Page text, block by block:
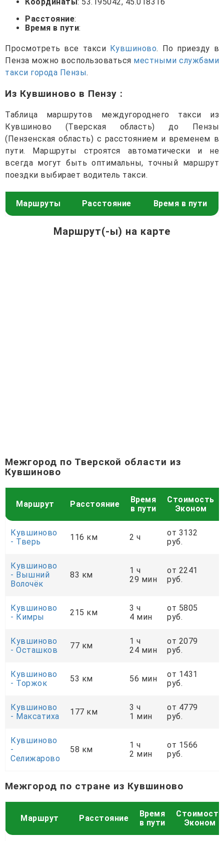
Расстояние:
Время в пути:
Просмотреть все такси Кувшиново. По приезду в
Пенза можно воспользоваться местными службами
такси города Пензы.
Из Кувшиново в Пензу :
Таблица маршрутов междугороднего такси из
Кувшиново (Тверская область) до Пензы
(Пензенская область) с расстоянием и временем в
пути. Маршруты строятся автоматически и не
всегда могут быть оптимальны, точный маршрут
поездки выбирает водитель такси.
Маршруты Расстояние Время в пути
Маршрут(-ы) на карте
Межгород по Тверской области из
Кувшиново
Маршрут Расстояние
Время
в пути
Стоимость
Эконом
Кувшиново
- Тверь
116 км 2 ч
от 3132
руб.
Кувшиново
- Вышний
Волочёк
83 км
1 ч
29 мин
от 2241
руб.
Кувшиново
- Кимры
215 км
3 ч
4 мин
от 5805
руб.
Кувшиново
- Осташков
77 км
1 ч
24 мин
от 2079
руб.
Кувшиново
- Торжок
53 км 56 мин
от 1431
руб.
Кувшиново
- Максатиха
177 км
3 ч
1 мин
от 4779
руб.
Кувшиново
-
Селижарово
58 км
1 ч
2 мин
от 1566
руб.
Межгород по стране из Кувшиново
Маршрут Расстояние
Время
в пути
Стоимость
Эконом